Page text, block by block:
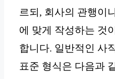
르되, 회사의 관행이
에 맞게 작성하는 것
합니다. 일반적인 사
표준 형식은 다음과